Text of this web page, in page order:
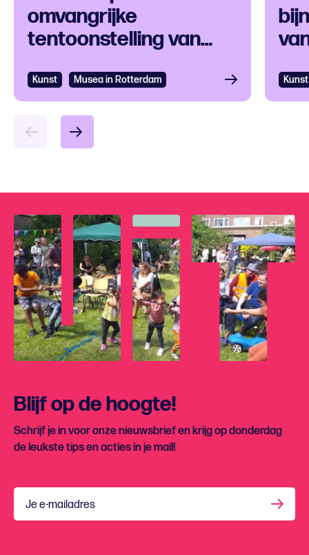
omvangrijke
tentoonstelling van
tijdgenoten
Kunst Musea in Rotterdam Kunst
Blijf op de hoogte!
Schrijf je in voor onze nieuwsbrief en krijg op donderdag
de leukste tips en acties in je mail!
Je e-mailadres